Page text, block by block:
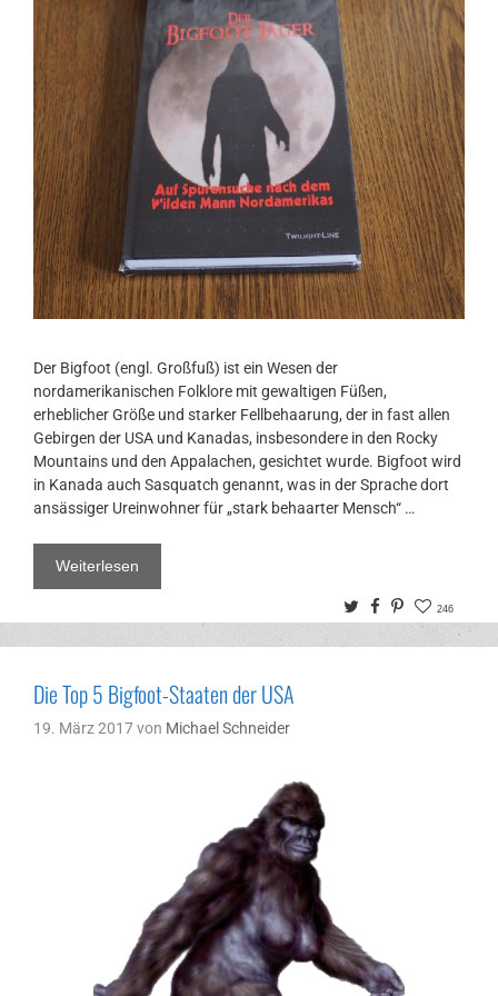
Der Bigfoot (engl. Großfuß) ist ein Wesen der
nordamerikanischen Folklore mit gewaltigen Füßen,
erheblicher Größe und starker Fellbehaarung, der in fast allen
Gebirgen der USA und Kanadas, insbesondere in den Rocky
Mountains und den Appalachen, gesichtet wurde. Bigfoot wird
in Kanada auch Sasquatch genannt, was in der Sprache dort
ansässiger Ureinwohner für „stark behaarter Mensch“ …
Weiterlesen
TwitterFacebook
Pinterest
246
Die Top 5 Bigfoot-Staaten der USA
19. März 2017von Michael Schneider